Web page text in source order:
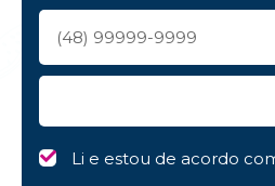
Li e estou de acordo